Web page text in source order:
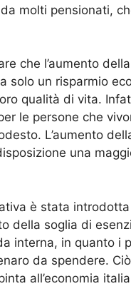
molti pensionati,
che l’aumento
solo un risparmio
qualità di vita.
le persone che
L’aumento
una
è stata
della soglia di
interna, in quanto i
da spendere.
all’economia